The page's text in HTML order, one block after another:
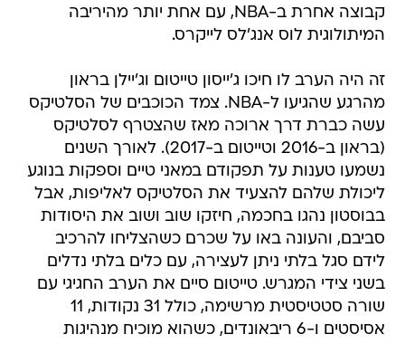
קבוצה אחרת ב-NBA, עם אחת יותר מהיריבה
המיתולוגית לוס אנג'לס לייקרס.
זה היה הערב לו חיכו ג'ייסון טייטום וג'יילן בראון
מהרגע שהגיעו ל-NBA. צמד הכוכבים של הסלטיקס
עשה כברת דרך ארוכה מאז שהצטרף לסלטיקס
(בראון ב-2016 וטייטום ב-2017). לאורך השנים
נשמעו טענות על תפקודם במאני טיים וספקות בנוגע
ליכולת שלהם להצעיד את הסלטיקס לאליפות, אבל
בבוסטון נהגו בחכמה, חיזקו שוב ושוב את היסודות
סביבם, והעונה באו על שכרם כשהצליחו להרכיב
לידם סגל בלתי ניתן לעצירה, עם כלים בלתי נדלים
בשני צידי המגרש. טייטום סיים את הערב החגיגי עם
שורה סטטיסטית מרשימה, כולל 31 נקודות, 11
אסיסטים ו-6 ריבאונדים, כשהוא מוכיח מנהיגות